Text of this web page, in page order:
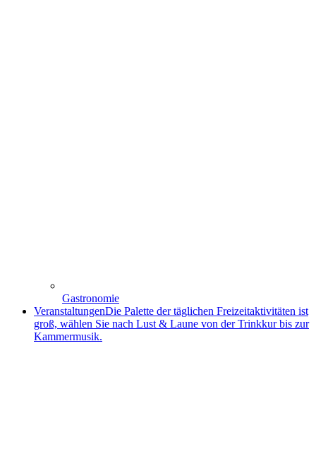
Gastronomie
VeranstaltungenDie Palette der täglichen Freizeitaktivitäten ist
groß, wählen Sie nach Lust & Laune von der Trinkkur bis zur
Kammermusik.